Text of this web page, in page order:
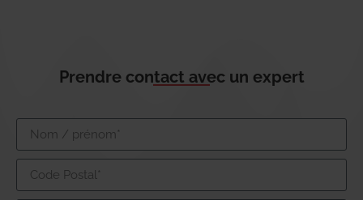
Prendre contact avec un expert